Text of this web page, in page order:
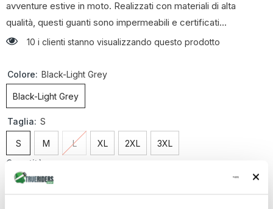
avventure estive in moto. Realizzati con materiali di alta
qualità, questi guanti sono impermeabili e certificati...
10 i clienti stanno visualizzando questo prodotto
Colore: Black-Light Grey
Black-Light Grey
Taglia: S
S M L XL 2XL
3XL
Quantità: